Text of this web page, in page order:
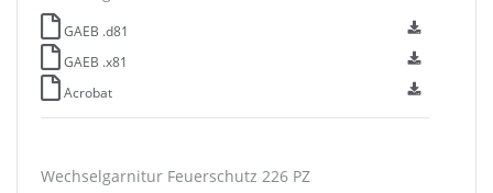
GAEB .d81
GAEB .x81
Acrobat
Wechselgarnitur Feuerschutz 226 PZ